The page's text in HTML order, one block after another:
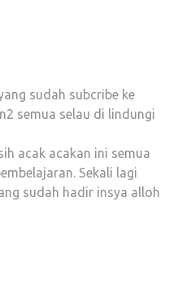
sudah subcribe ke
semua selau di lindungi
acak acakan ini semua
Sekali lagi
sudah hadir insya alloh